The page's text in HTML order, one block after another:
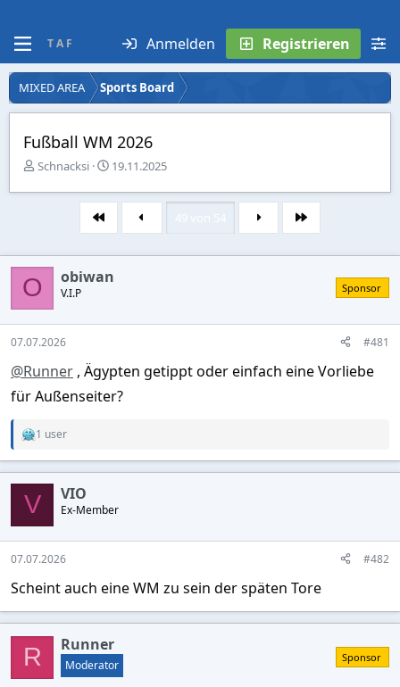
T A F Anmelden Registrieren
MIXED AREA Sports Board
Fußball WM 2026
E
s
l
e
r
Schnacksi
E
s
e
l
t
19.11.2025
Erste Letzte
O obiwan
V.I.P Sponsor
07.07.2026 #481
@Runner , Ägypten getippt oder einfach eine Vorliebe
für Außenseiter?
R
c
o
n
s
1 user
V VIO
Ex-Member
07.07.2026 #482
Scheint auch eine WM zu sein der späten Tore
R Runner
Moderator Sponsor